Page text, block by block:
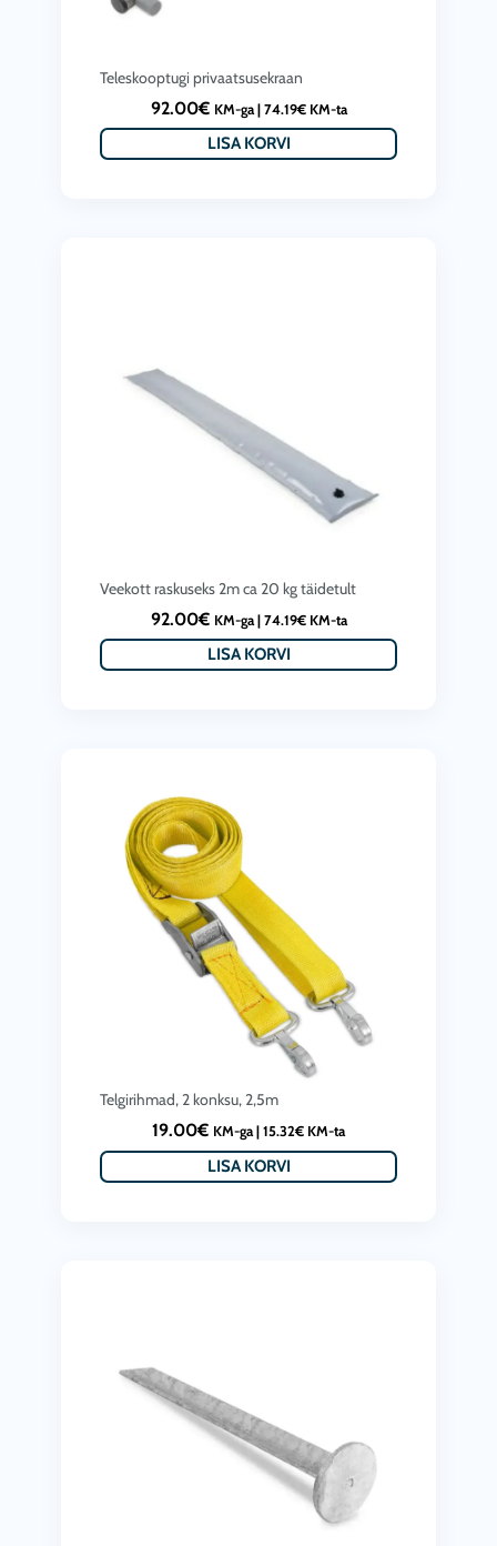
Teleskooptugi privaatsusekraan
92.00€ KM-ga | 74.19€KM-ta
LISA KORVI
Veekott raskuseks 2m ca 20 kg täidetult
92.00€ KM-ga | 74.19€KM-ta
LISA KORVI
Telgirihmad, 2 konksu, 2,5m
19.00€ KM-ga | 15.32€ KM-ta
LISA KORVI